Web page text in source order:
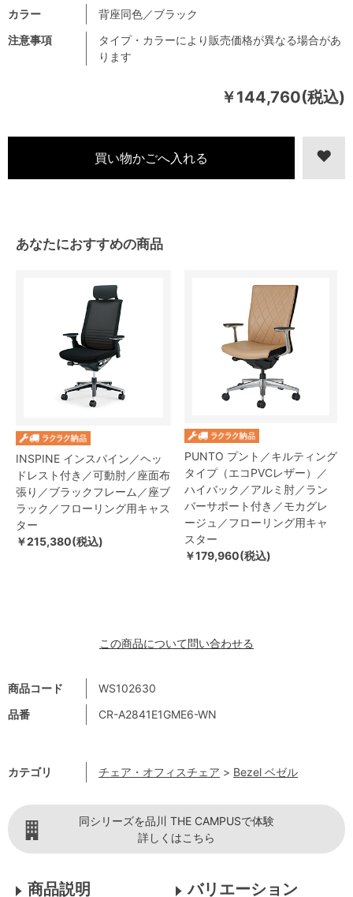
￥144,760(税込)
商品コード
WS102630
品番
CR-A2841E1GME6-WN
カテゴリ チェア・オフィスチェア > Bezel ベゼル
注意事項
タイプ・カラーにより販売価格が異なる場合があ
ります
カラー
背座同色／ブラック
あなたにおすすめの商品
INSPINE インスパイン／ヘッ
ドレスト付き／可動肘／座面布
張り／ブラックフレーム／座ブ
ラック／フローリング用キャス
ター
￥215,380(税込)
PUNTO プント／キルティング
タイプ（エコPVCレザー）／
ハイバック／アルミ肘／ラン
バーサポート付き／モカグレ
ージュ／フローリング用キャ
スター
￥179,960(税込)
この商品について問い合わせる
同シリーズを品川 THE CAMPUSで体験
詳しくはこちら
商品説明 バリエーション